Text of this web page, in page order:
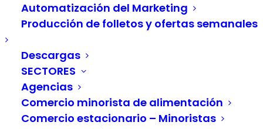
Automatización del Marketing
Producción de folletos y ofertas semanales
Descargas
SECTORES
Agencias
Comercio minorista de alimentación
Comercio estacionario – Minoristas
Aprende todo lo que necesitas saber sobre
personalizada) en nuestro blog.
el que los clientes esperan cada vez más
experiencias personalizadas y relevantes, la
comunicación One-to-one (personalizada) se ha